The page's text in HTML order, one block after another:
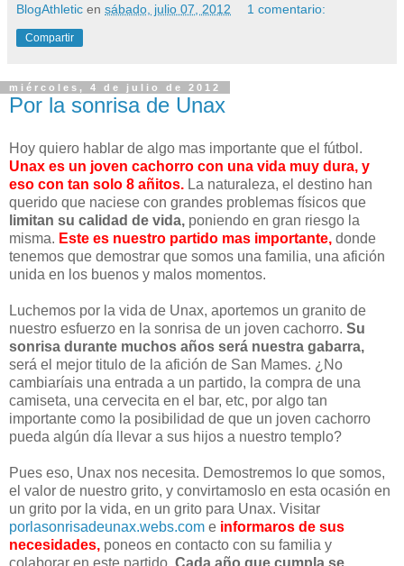
BlogAthletic en sábado, julio 07, 2012 1 comentario:
Compartir
miércoles, 4 de julio de 2012
Por la sonrisa de Unax
Hoy quiero hablar de algo mas importante que el fútbol.
Unax es un joven cachorro con una vida muy dura, y
eso con tan solo 8 añitos. La naturaleza, el destino han
querido que naciese con grandes problemas físicos que
limitan su calidad de vida, poniendo en gran riesgo la
misma. Este es nuestro partido mas importante, donde
tenemos que demostrar que somos una familia, una afición
unida en los buenos y malos momentos.
Luchemos por la vida de Unax, aportemos un granito de
nuestro esfuerzo en la sonrisa de un joven cachorro. Su
sonrisa durante muchos años será nuestra gabarra,
será el mejor titulo de la afición de San Mames. ¿No
cambiaríais una entrada a un partido, la compra de una
camiseta, una cervecita en el bar, etc, por algo tan
importante como la posibilidad de que un joven cachorro
pueda algún día llevar a sus hijos a nuestro templo?
Pues eso, Unax nos necesita. Demostremos lo que somos,
el valor de nuestro grito, y convirtamoslo en esta ocasión en
un grito por la vida, en un grito para Unax. Visitar
porlasonrisadeunax.webs.com e informaros de sus
necesidades, poneos en contacto con su familia y
colaborar en este partido. Cada año que cumpla se